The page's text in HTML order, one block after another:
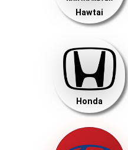
Hawtai
Honda